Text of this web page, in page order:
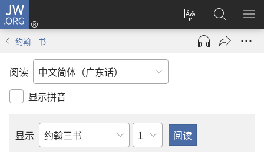
JW.ORG
更
改
网
登
录
（打
搜
索
JW.ORG
显
约翰三书
阅读
显示拼音
显示
圣
章